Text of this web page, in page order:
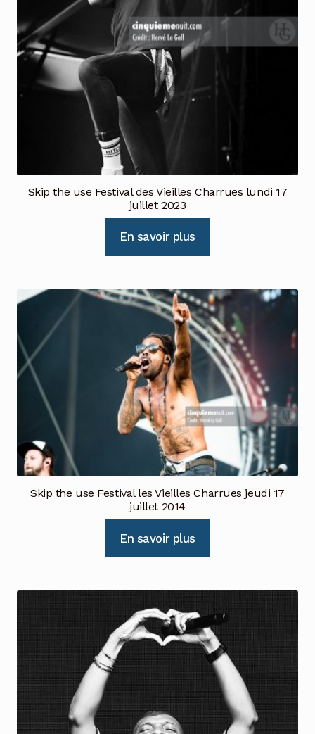
Skip the use Festival des Vieilles Charrues lundi 17
juillet 2023
En savoir plus
Skip the use Festival les Vieilles Charrues jeudi 17
juillet 2014
En savoir plus